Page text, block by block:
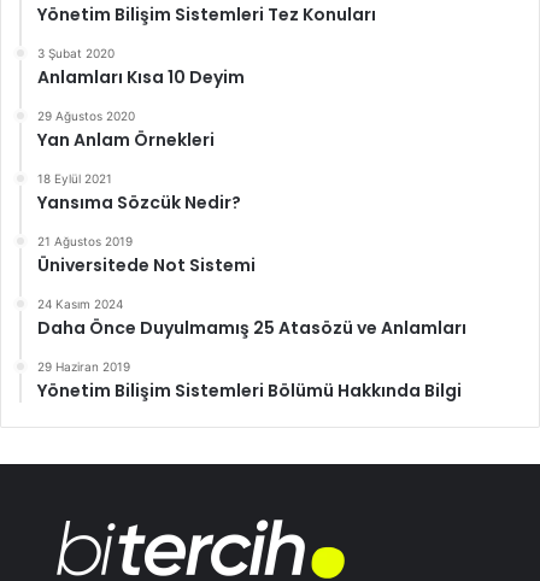
Yönetim Bilişim Sistemleri Tez Konuları
3 Şubat 2020
Anlamları Kısa 10 Deyim
29 Ağustos 2020
Yan Anlam Örnekleri
18 Eylül 2021
Yansıma Sözcük Nedir?
21 Ağustos 2019
Üniversitede Not Sistemi
24 Kasım 2024
Daha Önce Duyulmamış 25 Atasözü ve Anlamları
29 Haziran 2019
Yönetim Bilişim Sistemleri Bölümü Hakkında Bilgi